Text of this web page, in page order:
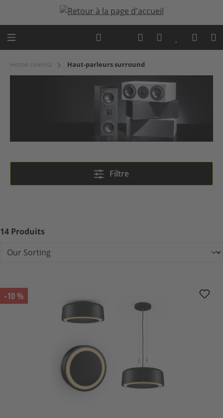
Passer au contenu principal
Expert advice
Home cinéma Haut-parleurs surround
Haut-parleurs surround
Filtre
14 Produits
-10 %